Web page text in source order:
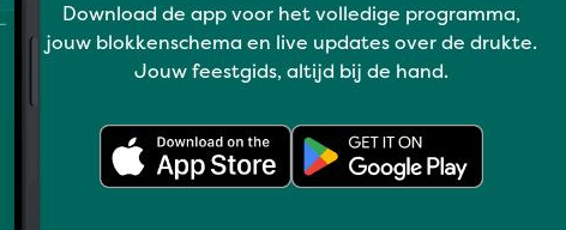
Download de app voor het volledige programma,
jouw blokkenschema en live updates over de drukte.
Jouw feestgids, altijd bij de hand.